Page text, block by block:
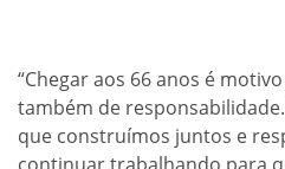
“Chegar aos 66 anos é
também de
que construímos juntos e